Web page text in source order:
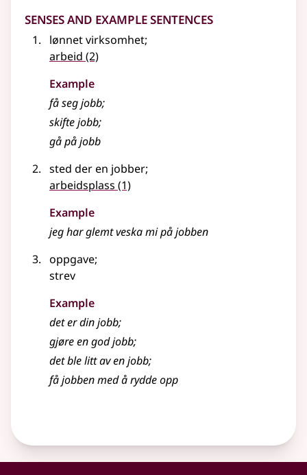
Senses and Example Sentences
lønnet virksomhet;
arbeid (2)
Example
få seg jobb;
skiftejobb;
gå påjobb
sted der en jobber;
arbeidsplass (1)
Example
jeg har glemt veska mi påjobben
oppgave;
strev
Example
det er dinjobb;
gjøre en godjobb;
det ble litt av enjobb;
fåjobbenmed å rydde opp